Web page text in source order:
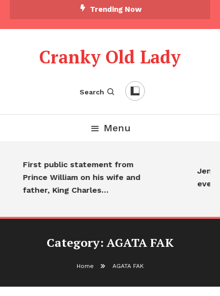
Trending Now
Cranky Old Lady
Search
Menu
First public statement from
Prince William on his wife and
father, King Charles…
Category: AGATA FAK
Home AGATA FAK